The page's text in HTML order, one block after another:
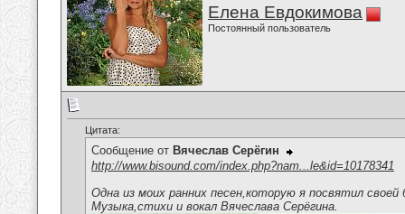
Елена Евдокимова
Постоянный пользователь
Цитата:
Сообщение от Вячеслав Серёгин
http://www.bisound.com/index.php?nam...le&id=10178341
Одна из моих ранних песен,которую я посвятил
Музыка,стихи и вокал Вячеслава Серёгина.